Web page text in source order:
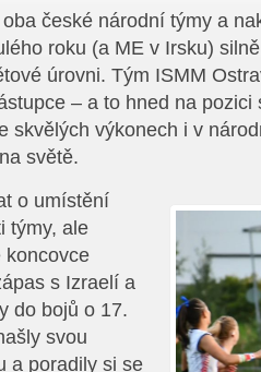
české národní týmy a
roku (a ME v Irsku)
úrovni. Tým ISMM
– a to hned na pozici
skvělých výkonech i v
světě.
o umístění
týmy, ale
koncovce
s Izraelí a
do bojů o 17.
svou
a poradily si se